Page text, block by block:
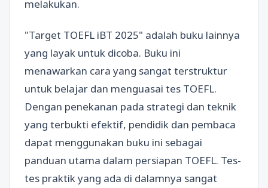
melakukan.
"Target TOEFL iBT 2025" adalah buku lainnya
yang layak untuk dicoba. Buku ini
menawarkan cara yang sangat terstruktur
untuk belajar dan menguasai tes TOEFL.
Dengan penekanan pada strategi dan teknik
yang terbukti efektif, pendidik dan pembaca
dapat menggunakan buku ini sebagai
panduan utama dalam persiapan TOEFL. Tes-
tes praktik yang ada di dalamnya sangat